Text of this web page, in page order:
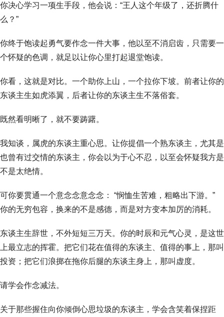
你决心学习一项生手段，他会说：“王人这个年级了，还折腾什
么？”
你终于饱读起勇气要作念一件大事，他以至不消启齿，只需要一
个怀疑的色调，就足以让你心里打起退堂饱读。
你看，这就是对比。一个助你上山，一个拉你下坡。前者让你的
东谈主生如虎添翼，后者让你的东谈主生不落俗套。
既然看明晰了，就不要踌躇。
我知谈，属虎的东谈主重心思。让你提倡一个熟东谈主，尤其是
也曾有过交情的东谈主，你会以为于心不忍，以至会怀疑我方是
不是太绝情。
可你要贯通一个意念念意念念： “悯恤生苦难，粗略出下游。”
你的无穷包容，换来的不是感德，而是对方变本加厉的消耗。
东谈主生辞世，不外短短三万天。你的时辰和元气心灵，是这世
上最立志的挥霍。把它们花在值得的东谈主、值得的事上，那叫
投资；把它们浪掷在拖你后腿的东谈主身上，那叫虚度。
请学会作念减法。
关于那些握住向你倾倒心思垃圾的东谈主，学会含笑着保捏距